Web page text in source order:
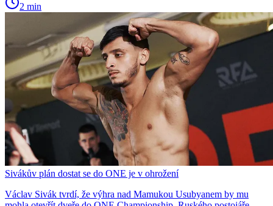
2 min
Sivákův plán dostat se do ONE je v ohrožení
Václav Sivák tvrdí, že výhra nad Mamukou Usubyanem by mu